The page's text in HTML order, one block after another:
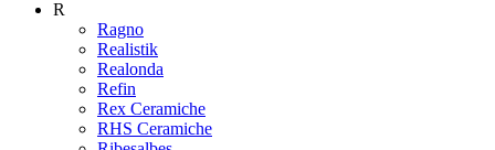
R
Ragno
Realistik
Realonda
Refin
Rex Ceramiche
RHS Ceramiche